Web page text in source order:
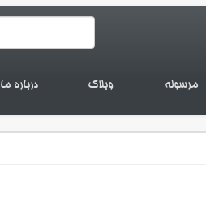
مرسوله وبلاگ درباره ما